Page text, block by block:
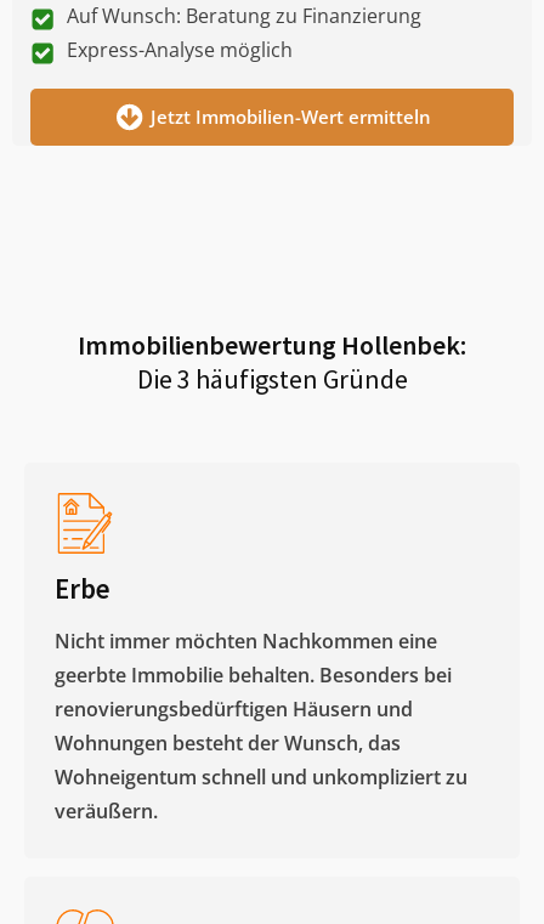
Auf Wunsch: Beratung zu Finanzierung
Express-Analyse möglich
Jetzt Immobilien-Wert ermitteln
Immobilienbewertung Hollenbek:
Die 3 häufigsten Gründe
Erbe
Nicht immer möchten Nachkommen eine
geerbte Immobilie behalten. Besonders bei
renovierungsbedürftigen Häusern und
Wohnungen besteht der Wunsch, das
Wohneigentum schnell und unkompliziert zu
veräußern. ​